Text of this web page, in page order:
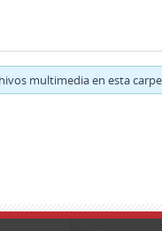
multimedia en esta